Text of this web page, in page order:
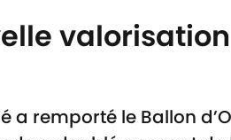
a remporté le Ballon